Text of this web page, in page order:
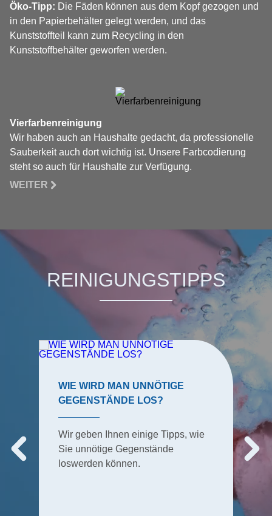
Öko-Tipp: Die Fäden können aus dem Kopf gezogen und
in den Papierbehälter gelegt werden, und das
Kunststoffteil kann zum Recycling in den
Kunststoffbehälter geworfen werden.
Vierfarbenreinigung
Wir haben auch an Haushalte gedacht, da professionelle
Sauberkeit auch dort wichtig ist. Unsere Farbcodierung
steht so auch für Haushalte zur Verfügung.
WEITER
REINIGUNGSTIPPS
WIE WIRD MAN UNNÖTIGE
GEGENSTÄNDE LOS?
Wir geben Ihnen einige Tipps, wie
Sie unnötige Gegenstände
loswerden können.